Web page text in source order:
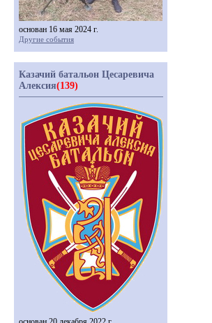
основан 16 мая 2024 г.
Другие события
Казачий батальон Цесаревича
Алексия(139)